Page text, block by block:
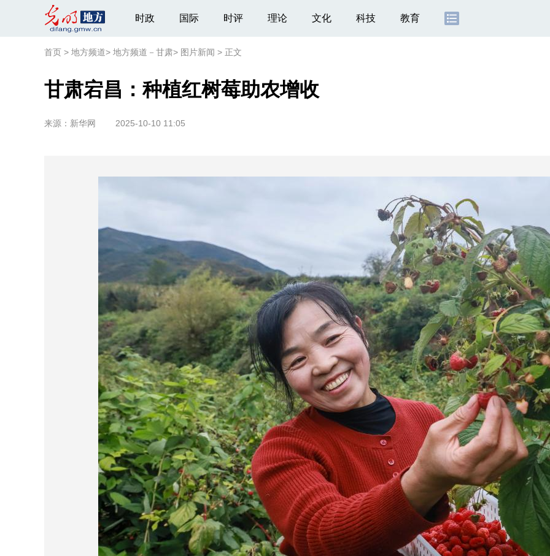
时政 国际 时评 理论 文化 科技 教育
首页 > 地方频道> 地方频道－甘肃> 图片新闻 > 正文
甘肃宕昌：种植红树莓助农增收
来源： 新华网 2025-10-10 11:05